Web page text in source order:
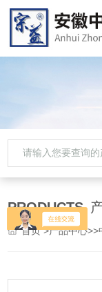
PRODUCTS
首页>产品中心>>